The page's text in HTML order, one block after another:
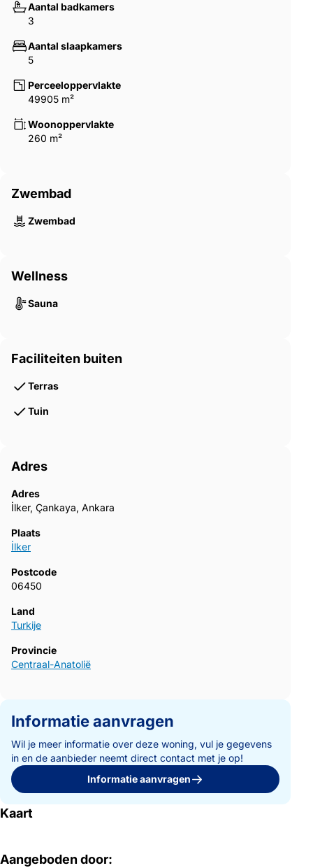
Aantal badkamers
3
Aantal slaapkamers
5
Perceeloppervlakte
49905 m²
Woonoppervlakte
260 m²
Zwembad
Zwembad
Wellness
Sauna
Faciliteiten buiten
Terras
Tuin
Adres
Adres
İlker, Çankaya, Ankara
Plaats
İlker
Postcode
06450
Land
Turkije
Provincie
Centraal-Anatolië
Informatie aanvragen
Wil je meer informatie over deze woning, vul je gegevens
in en de aanbieder neemt direct contact met je op!
Informatie aanvragen
Kaart
Aangeboden door: